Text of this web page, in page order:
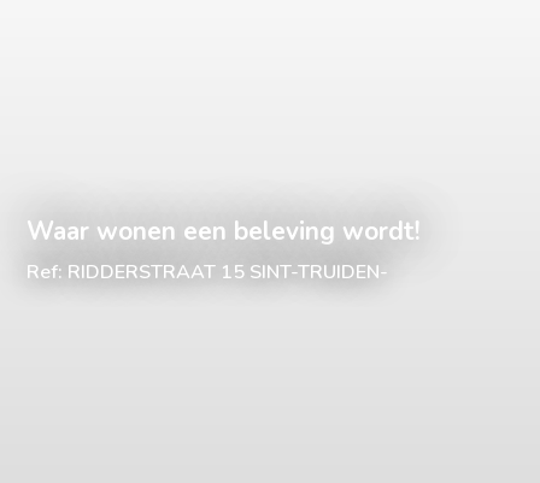
Waar wonen een beleving wordt!
Ref: RIDDERSTRAAT 15 SINT-TRUIDEN-